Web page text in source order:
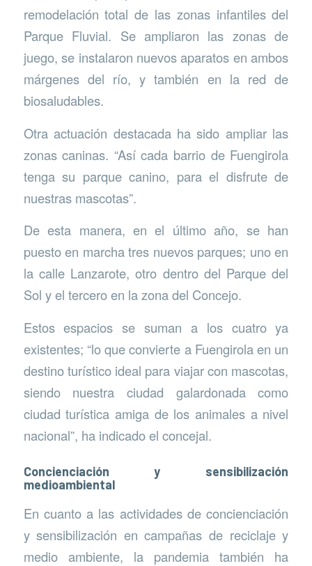
remodelación total de las zonas infantiles del
Parque Fluvial. Se ampliaron las zonas de
juego, se instalaron nuevos aparatos en ambos
márgenes del río, y también en la red de
biosaludables.
Otra actuación destacada ha sido ampliar las
zonas caninas. “Así cada barrio de Fuengirola
tenga su parque canino, para el disfrute de
nuestras mascotas”.
De esta manera, en el último año, se han
puesto en marcha tres nuevos parques; uno en
la calle Lanzarote, otro dentro del Parque del
Sol y el tercero en la zona del Concejo.
Estos espacios se suman a los cuatro ya
existentes; “lo que convierte a Fuengirola en un
destino turístico ideal para viajar con mascotas,
siendo nuestra ciudad galardonada como
ciudad turística amiga de los animales a nivel
nacional”, ha indicado el concejal.
Concienciación y sensibilización
medioambiental
En cuanto a las actividades de concienciación
y sensibilización en campañas de reciclaje y
medio ambiente, la pandemia también ha